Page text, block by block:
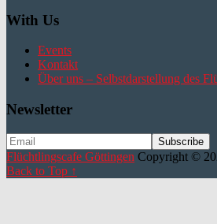
With Us
Events
Kontakt
Über uns – Selbstdarstellung des
Newsletter
Flüchtlingscafe Göttingen Copyright ©
Back to Top ↑